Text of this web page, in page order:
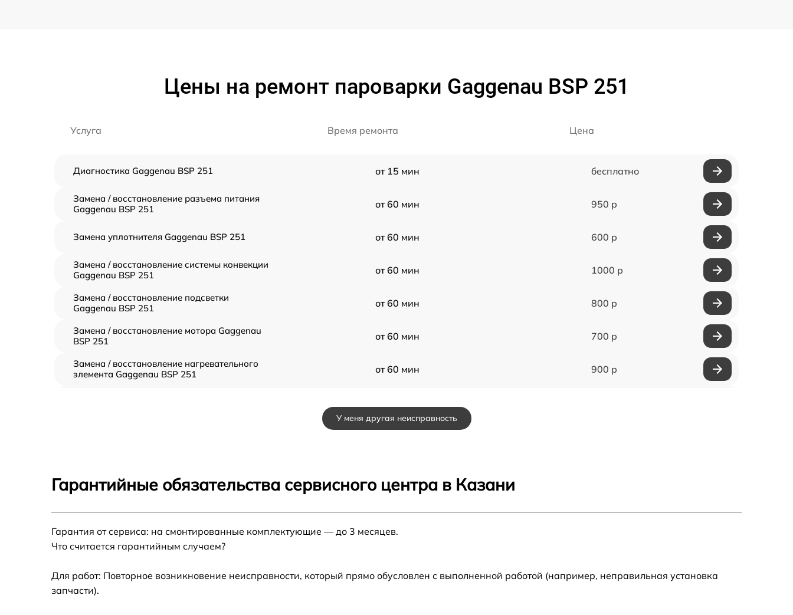
Цены на ремонт пароварки Gaggenau BSP 251
Услуга Время ремонта Цена
Диагностика Gaggenau BSP 251 от 15 мин бесплатно
Замена / восстановление разъема питания
Gaggenau BSP 251
от 60 мин 950 р
Замена уплотнителя Gaggenau BSP 251 от 60 мин 600 р
Замена / восстановление системы конвекции
Gaggenau BSP 251
от 60 мин 1000 р
Замена / восстановление подсветки
Gaggenau BSP 251
от 60 мин 800 р
Замена / восстановление мотора Gaggenau
BSP 251
от 60 мин 700 р
Замена / восстановление нагревательного
элемента Gaggenau BSP 251
от 60 мин 900 р
Замена кнопок (1шт) Gaggenau BSP 251 от 60 мин
251
У меня другая неисправность
Гарантийные обязательства сервисного центра в Казани
Гарантия от сервиса: на смонтированные комплектующие — до 3 месяцев.
Что считается гарантийным случаем?
Для работ: Повторное возникновение неисправности, который прямо обусловлен с выполненной работой (например, неправильная установка
запчасти).